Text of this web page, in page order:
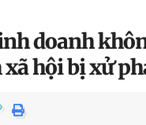
doanh
hội bị xử